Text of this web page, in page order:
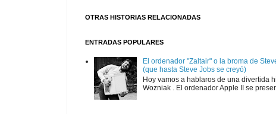
OTRAS HISTORIAS RELACIONADAS
ENTRADAS POPULARES
El ordenador "Zaltair" o la broma de
(que hasta Steve Jobs se creyó)
Hoy vamos a hablaros de una divertida
Wozniak . El ordenador Apple II se